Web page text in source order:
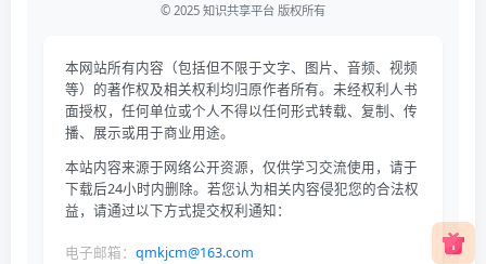
© 2025 知识共享平台 版权所有
本网站所有内容（包括但不限于文字、图片、音频、视频
等）的著作权及相关权利均归原作者所有。未经权利人书
面授权，任何单位或个人不得以任何形式转载、复制、传
播、展示或用于商业用途。
本站内容来源于网络公开资源，仅供学习交流使用，请于
下载后24小时内删除。若您认为相关内容侵犯您的合法权
益，请通过以下方式提交权利通知：
电子邮箱： qmkjcm@163.com